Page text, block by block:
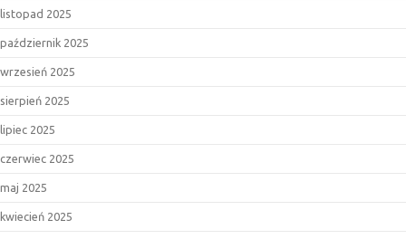
listopad 2025
październik 2025
wrzesień 2025
sierpień 2025
lipiec 2025
czerwiec 2025
maj 2025
kwiecień 2025